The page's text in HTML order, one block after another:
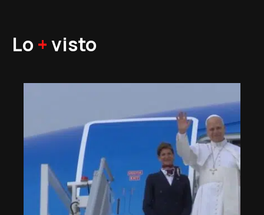
Lo +visto